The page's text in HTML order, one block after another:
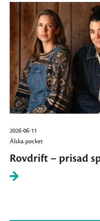
2026-06-11
Älska pocket
Rovdrift – prisad